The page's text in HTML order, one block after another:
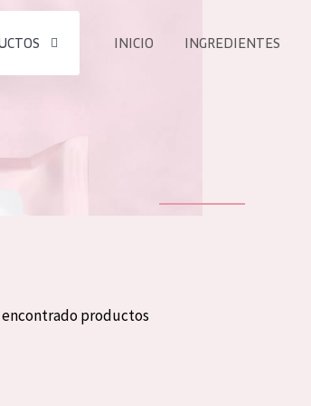
INICIO INGREDIENTES
encontrado productos